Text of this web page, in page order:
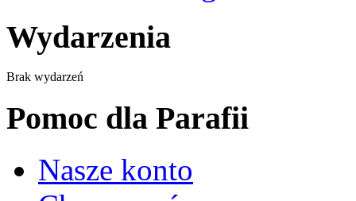
Wydarzenia
Brak wydarzeń
Pomoc dla Parafii
Nasze konto